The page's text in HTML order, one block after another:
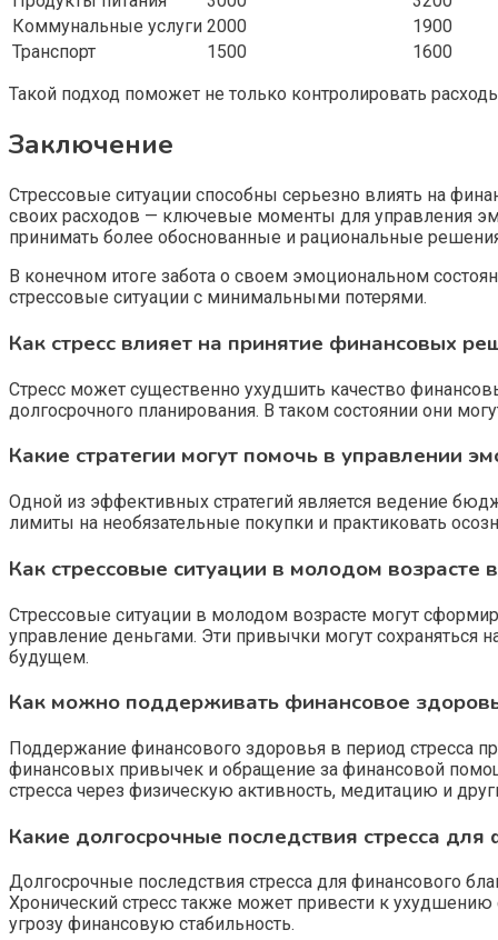
Коммунальные услуги 2000
1900
Транспорт
1500
1600
Такой подход поможет не только контролировать
Заключение
Стрессовые ситуации способны серьезно влиять на
своих расходов — ключевые моменты для управления
принимать более обоснованные и рациональные
В конечном итоге забота о своем эмоциональном
стрессовые ситуации с минимальными потерями.
Как стресс влияет на принятие финансовых
Стресс может существенно ухудшить качество
долгосрочного планирования. В таком состоянии они
Какие стратегии могут помочь в управлении
Одной из эффективных стратегий является ведение
лимиты на необязательные покупки и практиковать
Как стрессовые ситуации в молодом
Стрессовые ситуации в молодом возрасте могут
управление деньгами. Эти привычки могут
будущем.
Как можно поддерживать финансовое
Поддержание финансового здоровья в период стресса
финансовых привычек и обращение за финансовой
стресса через физическую активность, медитацию и
Какие долгосрочные последствия стресса для
Долгосрочные последствия стресса для финансового
Хронический стресс также может привести к ухудшению
угрозу финансовую стабильность.